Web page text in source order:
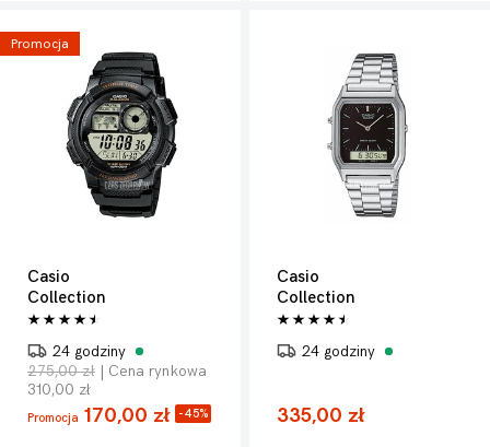
Promocja
Casio
Collection
24 godziny
275,00 zł | Cena rynkowa
310,00 zł
Promocja 170,00 zł -45%
Casio
Collection
24 godziny
335,00 zł